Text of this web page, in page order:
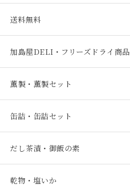
送料無料
加島屋DELI・フリーズドライ商品
薫製・薫製セット
缶詰・缶詰セット
だし茶漬・御飯の素
乾物・塩いか